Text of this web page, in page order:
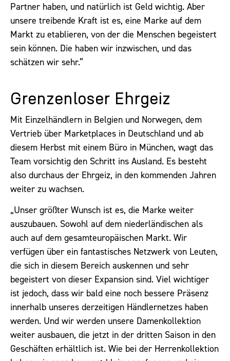
Partner haben, und natürlich ist Geld wichtig. Aber
unsere treibende Kraft ist es, eine Marke auf dem
Markt zu etablieren, von der die Menschen begeistert
sein können. Die haben wir inzwischen, und das
schätzen wir sehr.“
Grenzenloser Ehrgeiz
Mit Einzelhändlern in Belgien und Norwegen, dem
Vertrieb über Marketplaces in Deutschland und ab
diesem Herbst mit einem Büro in München, wagt das
Team vorsichtig den Schritt ins Ausland. Es besteht
also durchaus der Ehrgeiz, in den kommenden Jahren
weiter zu wachsen.
„Unser größter Wunsch ist es, die Marke weiter
auszubauen. Sowohl auf dem niederländischen als
auch auf dem gesamteuropäischen Markt. Wir
verfügen über ein fantastisches Netzwerk von Leuten,
die sich in diesem Bereich auskennen und sehr
begeistert von dieser Expansion sind. Viel wichtiger
ist jedoch, dass wir bald eine noch bessere Präsenz
innerhalb unseres derzeitigen Händlernetzes haben
werden. Und wir werden unsere Damenkollektion
weiter ausbauen, die jetzt in der dritten Saison in den
Geschäften erhältlich ist. Wie bei der Herrenkollektion